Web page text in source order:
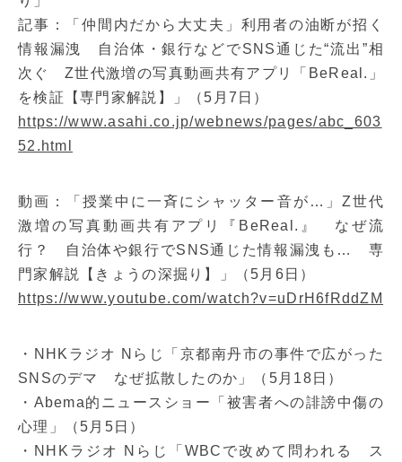
記事：「仲間内だから大丈夫」利用者の油断が招く
情報漏洩 自治体・銀行などでSNS通じた“流出”相
次ぐ Z世代激増の写真動画共有アプリ「BeReal.」
を検証【専門家解説】」（5月7日）
https://www.asahi.co.jp/webnews/pages/abc_603
52.html
動画：「授業中に一斉にシャッター音が…」Z世代
激増の写真動画共有アプリ『BeReal.』 なぜ流
行？ 自治体や銀行でSNS通じた情報漏洩も… 専
門家解説【きょうの深掘り】」（5月6日）
https://www.youtube.com/watch?v=uDrH6fRddZM
・NHKラジオ Nらじ「京都南丹市の事件で広がった
SNSのデマ なぜ拡散したのか」（5月18日）
・Abema的ニュースショー「被害者への誹謗中傷の
心理」（5月5日）
・NHKラジオ Nらじ「WBCで改めて問われる ス